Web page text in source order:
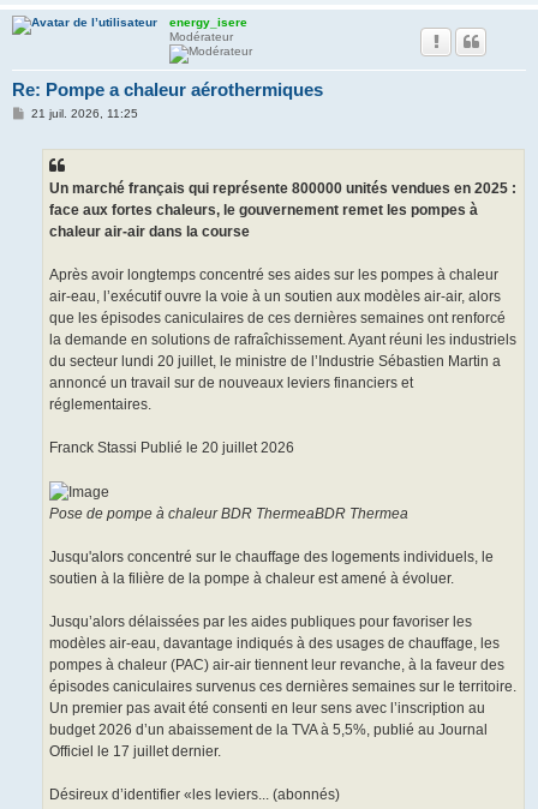
energy_isere
Modérateur
Re: Pompe a chaleur aérothermiques
M21 juil. 2026, 11:25
Un marché français qui représente 800000 unités vendues en 2025 :
face aux fortes chaleurs, le gouvernement remet les pompes à
chaleur air-air dans la course
Après avoir longtemps concentré ses aides sur les pompes à chaleur
air-eau, l’exécutif ouvre la voie à un soutien aux modèles air-air, alors
que les épisodes caniculaires de ces dernières semaines ont renforcé
la demande en solutions de rafraîchissement. Ayant réuni les industriels
du secteur lundi 20 juillet, le ministre de l’Industrie Sébastien Martin a
annoncé un travail sur de nouveaux leviers financiers et
réglementaires.
Franck Stassi Publié le 20 juillet 2026
Pose de pompe à chaleur BDR ThermeaBDR Thermea
Jusqu'alors concentré sur le chauffage des logements individuels, le
soutien à la filière de la pompe à chaleur est amené à évoluer.
Jusqu’alors délaissées par les aides publiques pour favoriser les
modèles air-eau, davantage indiqués à des usages de chauffage, les
pompes à chaleur (PAC) air-air tiennent leur revanche, à la faveur des
épisodes caniculaires survenus ces dernières semaines sur le territoire.
Un premier pas avait été consenti en leur sens avec l’inscription au
budget 2026 d’un abaissement de la TVA à 5,5%, publié au Journal
Officiel le 17 juillet dernier.
Désireux d’identifier «les leviers... (abonnés)